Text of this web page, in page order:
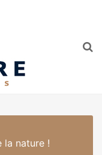
la nature !